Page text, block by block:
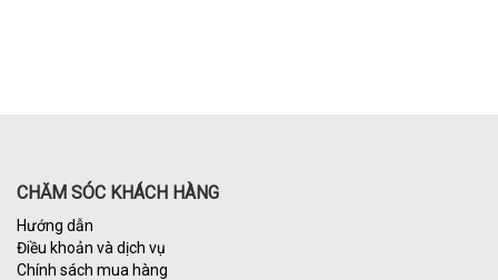
CHĂM SÓC KHÁCH HÀNG
Hướng dẫn
Điều khoản và dịch vụ
Chính sách mua hàng